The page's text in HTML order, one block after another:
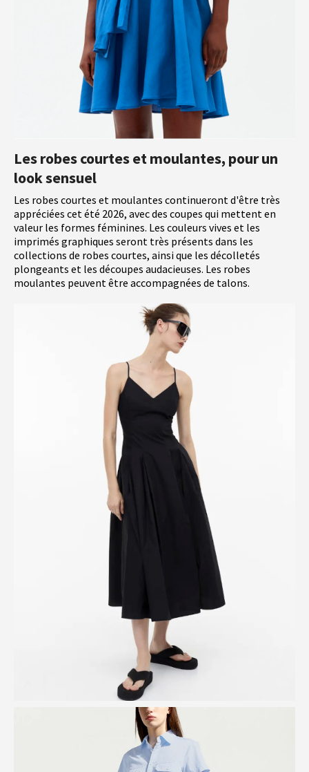
Les robes courtes et moulantes, pour un
look sensuel
Les robes courtes et moulantes continueront d'être très
appréciées cet été 2026, avec des coupes qui mettent en
valeur les formes féminines. Les couleurs vives et les
imprimés graphiques seront très présents dans les
collections de robes courtes, ainsi que les décolletés
plongeants et les découpes audacieuses. Les robes
moulantes peuvent être accompagnées de talons.